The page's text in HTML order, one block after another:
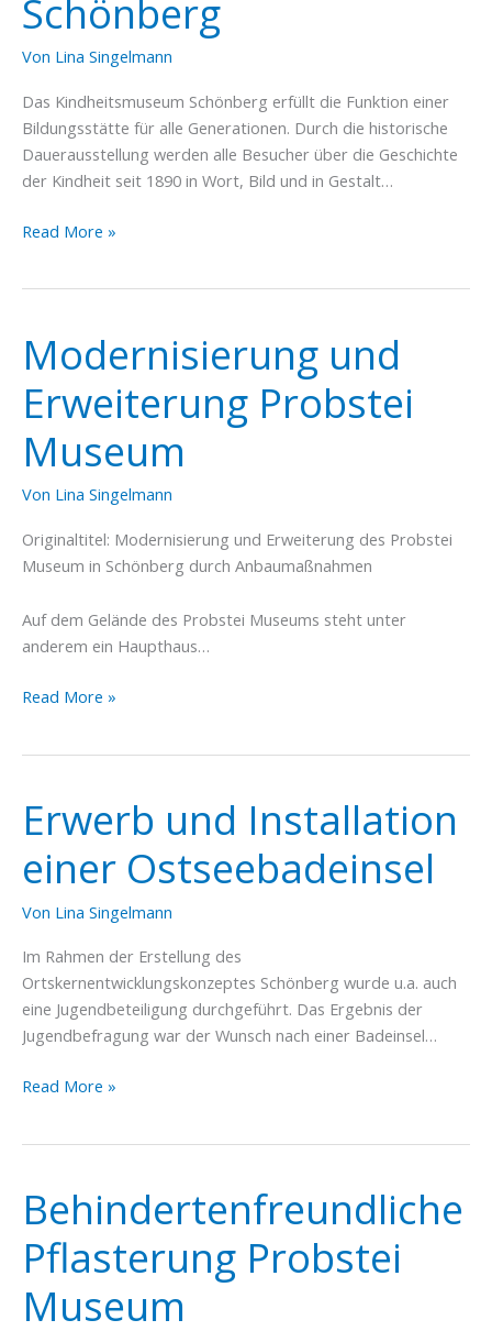
Schönberg
Von Lina Singelmann
Das Kindheitsmuseum Schönberg erfüllt die Funktion einer
Bildungsstätte für alle Generationen. Durch die historische
Dauerausstellung werden alle Besucher über die Geschichte
der Kindheit seit 1890 in Wort, Bild und in Gestalt…
Modernisierung
Kindheitsmuseums
Schönberg
Read More »
Modernisierung und
Erweiterung Probstei
Museum
Von Lina Singelmann
Originaltitel: Modernisierung und Erweiterung des Probstei
Museum in Schönberg durch Anbaumaßnahmen
Auf dem Gelände des Probstei Museums steht unter
anderem ein Haupthaus…
Modernisierung
Museum
Read More »
Erwerb und Installation
einer Ostseebadeinsel
Von Lina Singelmann
Im Rahmen der Erstellung des
Ortskernentwicklungskonzeptes Schönberg wurde u.a. auch
eine Jugendbeteiligung durchgeführt. Das Ergebnis der
Jugendbefragung war der Wunsch nach einer Badeinsel…
Erwerb
Ostseebadeinsel
Read More »
Behindertenfreundliche
Pflasterung Probstei
Museum